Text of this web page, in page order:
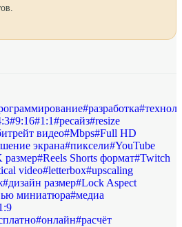
#разработка#
#9:16#1:1#ресайз#resize
видео#Mbps#Full HD
экрана#пиксели#YouTube
размер#Reels Shorts формат#Twitch
video#letterbox#upscaling
#дизайн размер#Lock Aspect
миниатюра#медиа
#онлайн#расчёт